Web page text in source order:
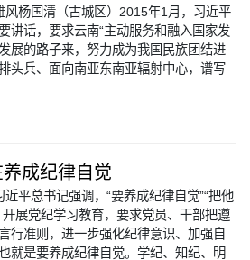
杨国清（古城区）2015年1月，习近平
讲话，要求云南“主动服务和融入国家发
展的路子来，努力成为我国民族团结进
头兵、面向南亚东南亚辐射中心，谱写
养成纪律自觉
平总书记强调，“要养成纪律自觉”“把他
展党纪学习教育，要求党员、干部把遵
行准则，进一步强化纪律意识、加强自
就是要养成纪律自觉。学纪、知纪、明